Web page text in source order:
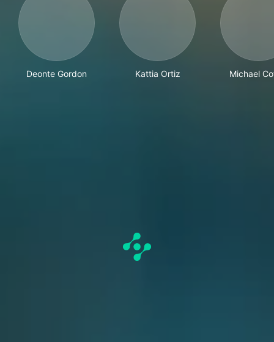
Deonte Gordon Kattia Ortiz Michael